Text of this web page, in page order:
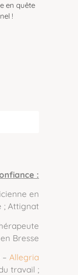
en quête
!
:
en
; Attignat
Bresse
Allegria
travail ;